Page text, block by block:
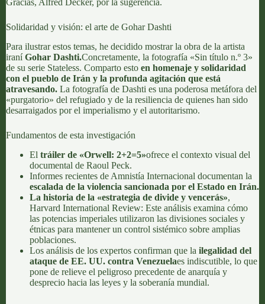
Gracias, Alfred Decker, por la sugerencia.
Solidaridad y visión: el arte de Gohar Dashti
Para ilustrar estos temas, he decidido mostrar la obra de la artista
iraníGohar Dashti.Concretamente, la fotografía «Sin título n.º 3»
de su serie Stateless. Comparto esto en homenaje y solidaridad
con el pueblo de Irán y la profunda agitación que está
atravesando. La fotografía de Dashti es una poderosa metáfora del
«purgatorio» del refugiado y de la resiliencia de quienes han sido
desarraigados por el imperialismo y el autoritarismo.
Fundamentos de esta investigación
El tráiler de «Orwell: 2+2=5»ofrece el contexto visual del
documental de Raoul Peck.
Informes recientes de Amnistía Internacional documentan la
escalada de la violencia sancionada por el Estado en Irán.
La historia de la «estrategia de divide y vencerás»,
Harvard International Review: Este análisis examina cómo
las potencias imperiales utilizaron las divisiones sociales y
étnicas para mantener un control sistémico sobre amplias
poblaciones.
Los análisis de los expertos confirman que la ilegalidad del
ataque de EE. UU. contra Venezuelaes indiscutible, lo que
pone de relieve el peligroso precedente de anarquía y
desprecio hacia las leyes y la soberanía mundial.